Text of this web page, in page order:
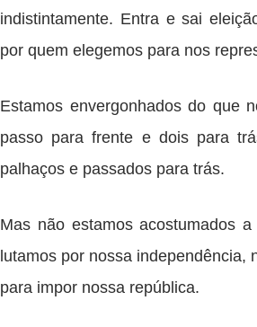
indistintamente. Entra e sai
por quem elegemos para nos
Estamos envergonhados do que
passo para frente e dois para
palhaços e passados para trás.
Mas não estamos acostumados
lutamos por nossa
para impor nossa república.